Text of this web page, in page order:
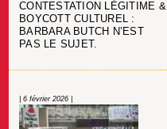
CONTESTATION LÉGITIME &
BOYCOTT CULTUREL :
BARBARA BUTCH N’EST
PAS LE SUJET.
| 6 février 2026 |